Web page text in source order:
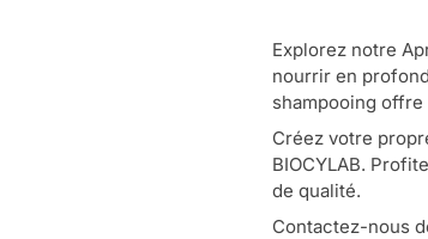
Explorez notre
nourrir en
shampooing
Créez votre
BIOCYLAB.
de qualité.
Contactez-nous